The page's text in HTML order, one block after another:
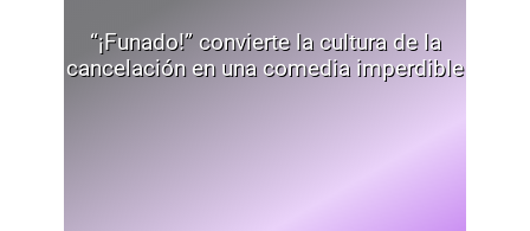
“¡Funado!” convierte la cultura de la
cancelación en una comedia imperdible